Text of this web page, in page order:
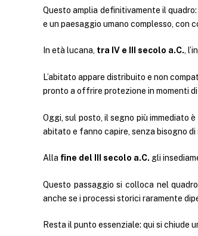
Questo amplia definitivamente il
e un paesaggio umano complesso, con
In età lucana, tra IV e III secolo a.C.,
L’abitato appare distribuito e non
pronto a offrire protezione in momenti
Oggi, sul posto, il segno più immediato è
abitato e fanno capire, senza bisogno
Alla fine del III secolo a.C. gli
Questo passaggio si colloca nel
anche se i processi storici raramente
Resta il punto essenziale: qui si chiude